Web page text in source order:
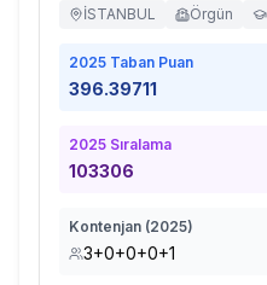
İSTANBUL Örgün
2025 Taban Puan
396.39711
2025 Sıralama
103306
Kontenjan (2025)
3+0+0+0+1